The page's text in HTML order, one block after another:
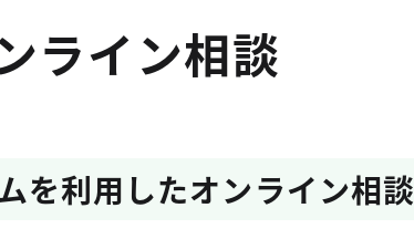
ライン相談
を利用したオンライン相談